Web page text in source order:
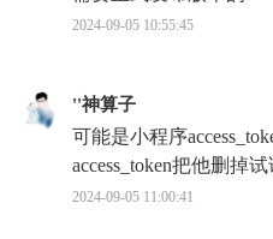
2024-09-05 10:55:45
''神算子
可能是小程序
access_token把他删掉试
2024-09-05 11:00:41